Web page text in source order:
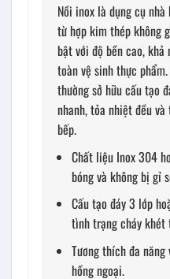
Nồi inox là dụng cụ
từ hợp kim thép không
bật với độ bền cao, khả
toàn vệ sinh thực
thường sở hữu cấu tạo
nhanh, tỏa nhiệt đều
bếp.
Chất liệu Inox 304
bóng và không bị gỉ
Cấu tạo đáy 3 lớp
tình trạng cháy khét
Tương thích đa
hồng ngoại.